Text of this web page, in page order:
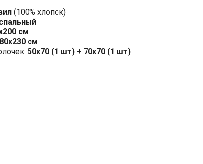
(100% хлопок)
см
см
50x70 (1 шт) + 70x70 (1 шт)